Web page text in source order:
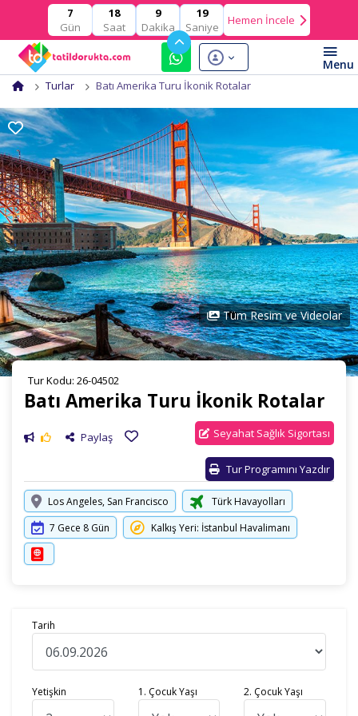
7
Gün
18
Saat
9
Dakika
18
Saniye
Hemen İncele
Turlar Batı Amerika Turu İkonik Rotalar
Tüm Resim ve Videolar
Tur Kodu: 26-04502
Batı Amerika Turu İkonik Rotalar
Paylaş Seyahat Sağlık Sigortası
Tur Programını Yazdır
Los Angeles, San Francisco
Türk Havayolları
7 Gece 8 Gün
Kalkış Yeri: İstanbul Havalimanı
Tarih
Yetişkin 1. Çocuk Yaşı 2. Çocuk Yaşı